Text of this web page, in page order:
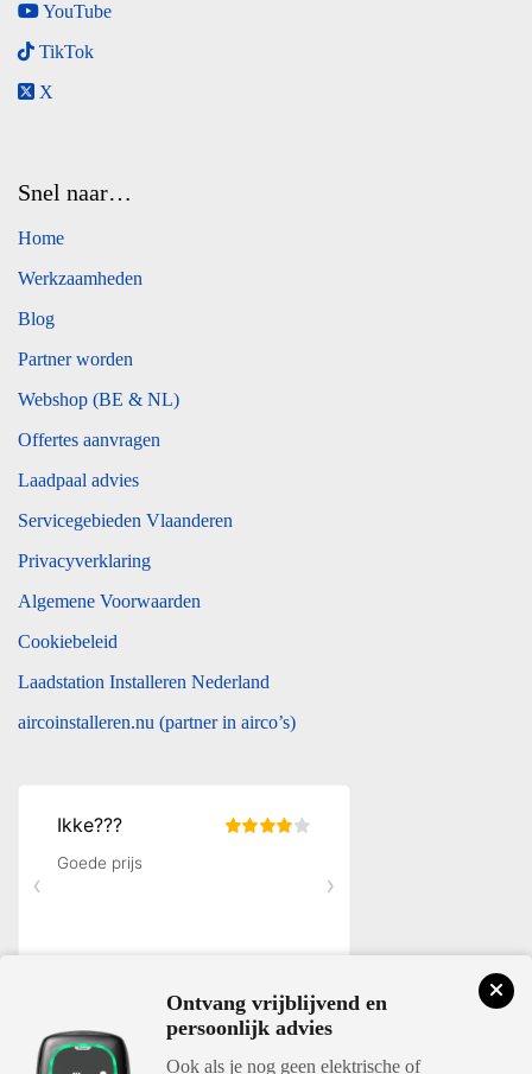
YouTube
TikTok
X
Snel naar…
Home
Werkzaamheden
Blog
Partner worden
Webshop (BE & NL)
Offertes aanvragen
Laadpaal advies
Servicegebieden Vlaanderen
Privacyverklaring
Algemene Voorwaarden
Cookiebeleid
Laadstation Installeren Nederland
aircoinstalleren.nu (partner in airco’s)
Ontvang vrijblijvend en
persoonlijk advies
Ook als je nog geen elektrische of